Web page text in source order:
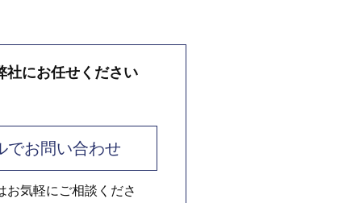
社にお任せください
でお問い合わせ
お気軽にご相談くださ